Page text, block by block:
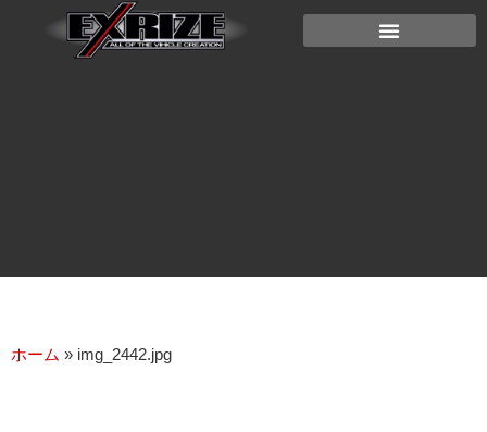
ホーム » img_2442.jpg